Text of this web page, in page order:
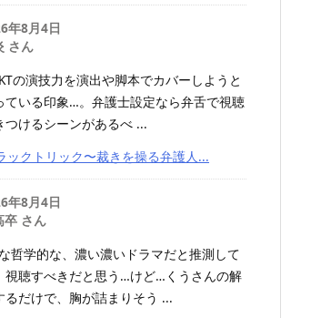
年8月4日
さん
の演技力を演出や脚本でカバーしようと
ている印象…。弁護士設定なら弁舌で視聴
つけるシーンがあるべ ...
ックトリック〜裁きを操る弁護人...
年8月4日
卒 さん
哲学的な、濃い濃いドラマだと推測して
視聴すべきだと思う…けど…くうさんの解
るだけで、胸が詰まりそう ...